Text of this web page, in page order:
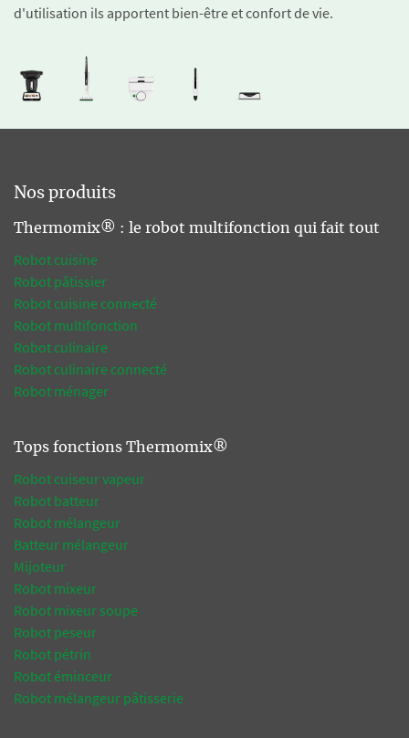
d'utilisation ils apportent bien-être et confort de vie.
Nos produits
Thermomix® : le robot multifonction qui fait tout
Robot cuisine
Robot pâtissier
Robot cuisine connecté
Robot multifonction
Robot culinaire
Robot culinaire connecté
Robot ménager
Tops fonctions Thermomix®
Robot cuiseur vapeur
Robot batteur
Robot mélangeur
Batteur mélangeur
Mijoteur
Robot mixeur
Robot mixeur soupe
Robot peseur
Robot pétrin
Robot éminceur
Robot mélangeur pâtisserie